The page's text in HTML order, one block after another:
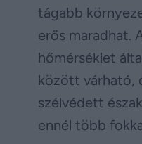
tágabb
erős maradhat.
hőmérséklet
között várható,
szélvédett
ennél több